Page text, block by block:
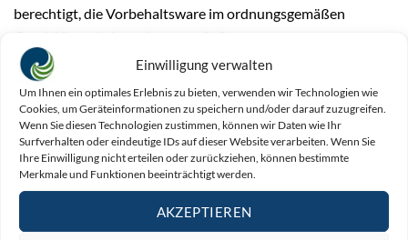
Einwilligung verwalten
Um Ihnen ein optimales Erlebnis zu bieten, verwenden wir Technologien wie
Cookies, um Geräteinformationen zu speichern und/oder darauf zuzugreifen.
Wenn Sie diesen Technologien zustimmen, können wir Daten wie Ihr
Surfverhalten oder eindeutige IDs auf dieser Website verarbeiten. Wenn Sie
Ihre Einwilligung nicht erteilen oder zurückziehen, können bestimmte
Merkmale und Funktionen beeinträchtigt werden.
AKZEPTIEREN
berechtigt, die Vorbehaltsware im ordnungsgemäßen
Geschäftsverkehr weiterzuveräußern.
7.3 Die Verarbeitung oder Umbildung der Vorbehaltsware
erfolgt stets für TMR als Hersteller im Sinne von § 950 BGB,
ohne dass hieraus Verpflichtungen für TMR entstehen. Wird
die Vorbehaltsware mit anderen, nicht TMR gehörenden
Gegenständen verarbeitet oder verbunden, erwirbt TMR
Miteigentum an der neuen Sache im Verhältnis des
Rechnungswertes der Vorbehaltsware zum Wert der übrigen
verarbeiteten Gegenstände zum Zeitpunkt der Verarbeitung.